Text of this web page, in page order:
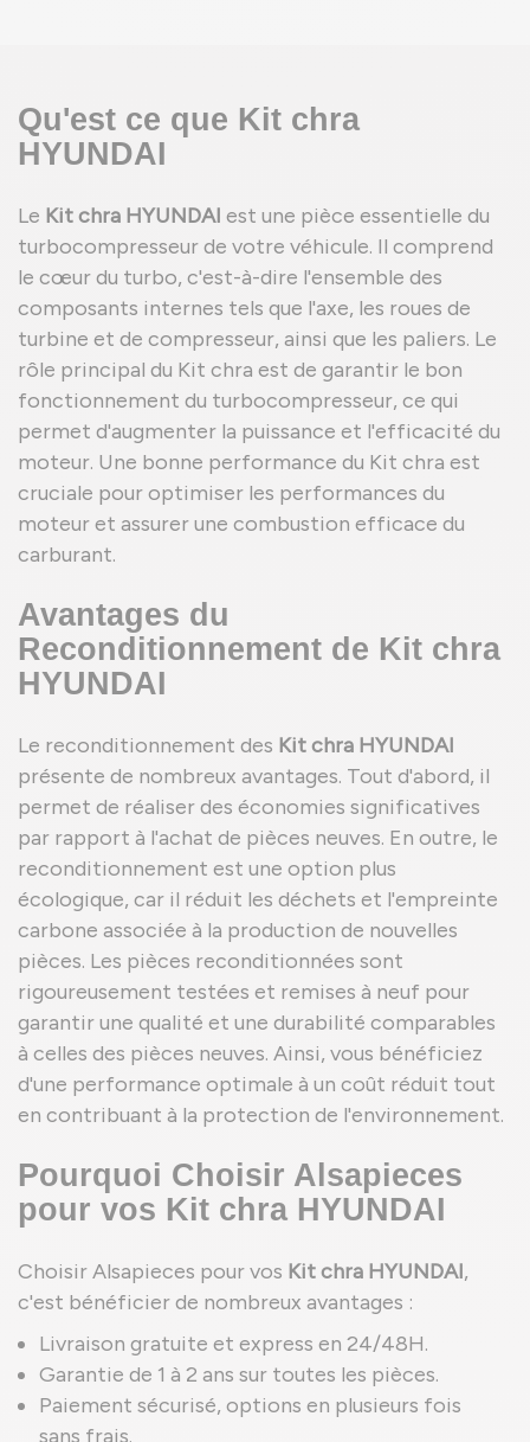
Qu'est ce que Kit chra
HYUNDAI
Le Kit chra HYUNDAI est une pièce essentielle du
turbocompresseur de votre véhicule. Il comprend
le cœur du turbo, c'est-à-dire l'ensemble des
composants internes tels que l'axe, les roues de
turbine et de compresseur, ainsi que les paliers. Le
rôle principal du Kit chra est de garantir le bon
fonctionnement du turbocompresseur, ce qui
permet d'augmenter la puissance et l'efficacité du
moteur. Une bonne performance du Kit chra est
cruciale pour optimiser les performances du
moteur et assurer une combustion efficace du
carburant.
Avantages du
Reconditionnement de Kit chra
HYUNDAI
Le reconditionnement des Kit chra HYUNDAI
présente de nombreux avantages. Tout d'abord, il
permet de réaliser des économies significatives
par rapport à l'achat de pièces neuves. En outre, le
reconditionnement est une option plus
écologique, car il réduit les déchets et l'empreinte
carbone associée à la production de nouvelles
pièces. Les pièces reconditionnées sont
rigoureusement testées et remises à neuf pour
garantir une qualité et une durabilité comparables
à celles des pièces neuves. Ainsi, vous bénéficiez
d'une performance optimale à un coût réduit tout
en contribuant à la protection de l'environnement.
Pourquoi Choisir Alsapieces
pour vos Kit chra HYUNDAI
Choisir Alsapieces pour vos Kit chra HYUNDAI,
c'est bénéficier de nombreux avantages :
Livraison gratuite et express en 24/48H.
Garantie de 1 à 2 ans sur toutes les pièces.
Paiement sécurisé, options en plusieurs fois
sans frais.